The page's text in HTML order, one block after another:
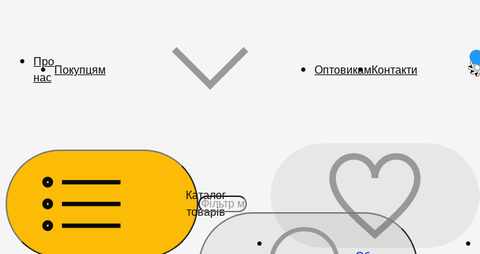
Про
нас Покупцям ОптовикамКонтакти
Каталог
товарів